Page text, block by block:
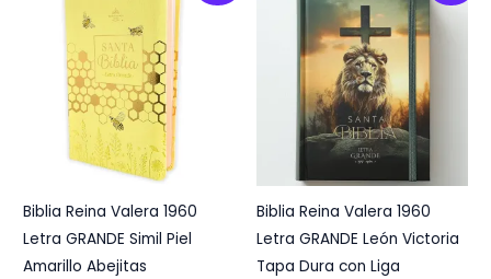
Biblia Reina Valera 1960
Letra GRANDE Simil Piel
Amarillo Abejitas
was:
S/ 85.00.S/ 68.00.
Biblia Reina Valera 1960
Letra GRANDE León Victoria
Tapa Dura con Liga
was:
S/ 125.00.
is:
S/ 105.00.